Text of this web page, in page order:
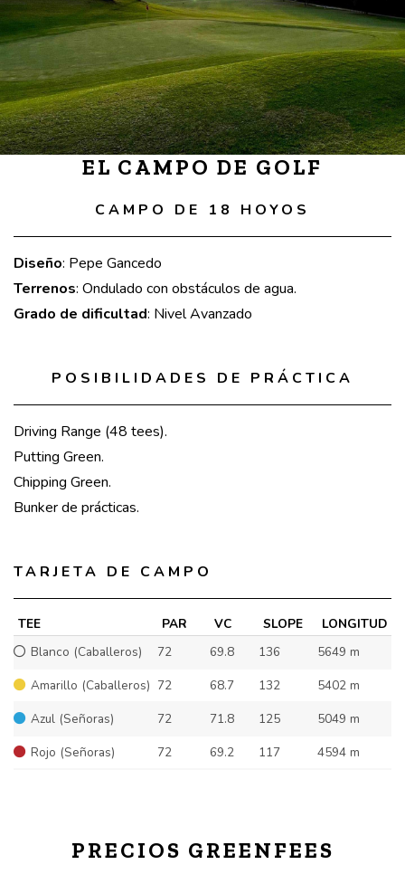
EL CAMPO DE GOLF
CAMPO DE 18 HOYOS
Diseño: Pepe Gancedo
Terrenos: Ondulado con obstáculos de agua.
Grado de dificultad: Nivel Avanzado
POSIBILIDADES DE PRÁCTICA
Driving Range (48 tees).
Putting Green.
Chipping Green.
Bunker de prácticas.
TARJETA DE CAMPO
TEE PAR VC SLOPE
LONGITUD
Blanco (Caballeros)
72 69.8 136
5649 m
Amarillo (Caballeros) 72 68.7 132
5402 m
Azul (Señoras)
72 71.8 125
5049 m
Rojo (Señoras)
72 69.2 117 4594 m
PRECIOS GREENFEES